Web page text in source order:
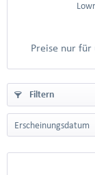
Preise nur für
Filtern